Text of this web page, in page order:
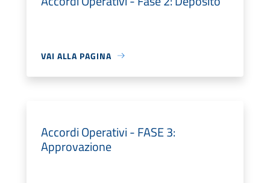
VAI ALLA PAGINA
Accordi Operativi - FASE 3:
Approvazione